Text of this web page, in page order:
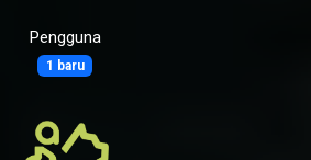
Pengguna
1 baru